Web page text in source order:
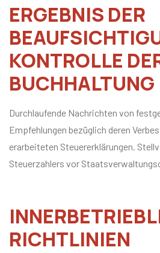
ERGEBNIS DER
KONTROLLE
BUCHHALTUNG
Durchlaufende Nachrichten von
Empfehlungen bezüglich deren
erarbeiteten Steuererklärungen.
Steuerzahlers vor
RICHTLINIEN